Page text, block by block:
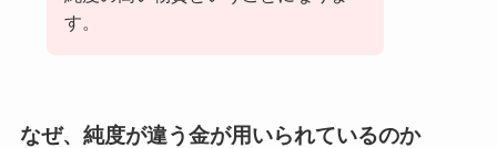
す。
なぜ、純度が違う金が用いられているのか